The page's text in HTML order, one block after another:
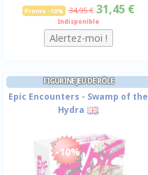
Promo -10% 34,95 € 31,45 €
Indisponible
FIGURINE JEU DE RÔLE
Epic Encounters - Swamp of the
Hydra
-10%